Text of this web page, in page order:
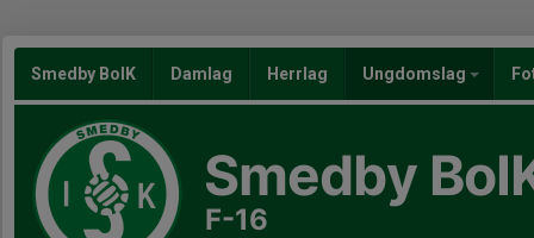
Smedby BoIK Damlag Herrlag Ungdomslag
Smedby
F-16